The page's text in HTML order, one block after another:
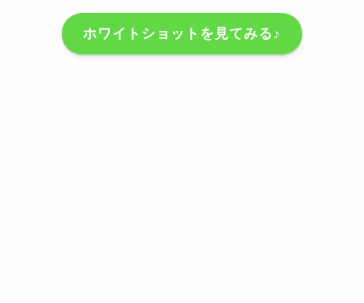
ホワイトショットを見てみる♪